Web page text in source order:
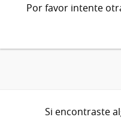
Por favor intente
Si encontraste